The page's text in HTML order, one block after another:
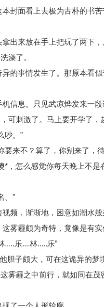
封面看上去极为古朴的书
出来放在手上把玩了两下
澡了。
的事情发生了。那原本看
信息。只见武凉烨发来一
可刺激了。马上要开学了
吵。”
要来不？算了，你别来了，
*，怎么感觉你每天晚上不是
。”
频，渐渐地，困意如潮水
雾霾颇为奇特，竟像是有实
乐....林.....乐”
胆子颇大，可在这诡异的
雾霾之中前行，就如同在